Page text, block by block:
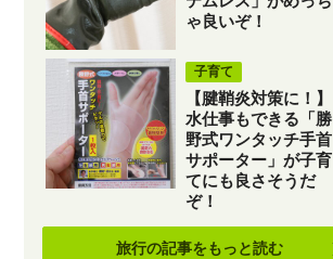
ゃ良いぞ！
子育て
【腱鞘炎対策に！】
水仕事もできる「勝
野式ワンタッチ手首
サポーター」が子育
てにも良さそうだ
ぞ！
旅行の記事をもっと読む